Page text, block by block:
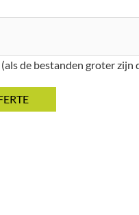
(als de bestanden groter zijn